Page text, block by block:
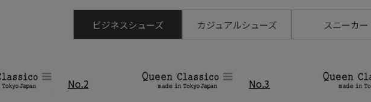
体圧をしっかり支え、足への負担を軽減。
ドがフィット感を高め、快適性を向上。
インナーソールのつま先裏部分に消臭繊維「MOFF（モ
フ）」を採用。
ビジネスシューズ カジュアルシューズ スニーカー